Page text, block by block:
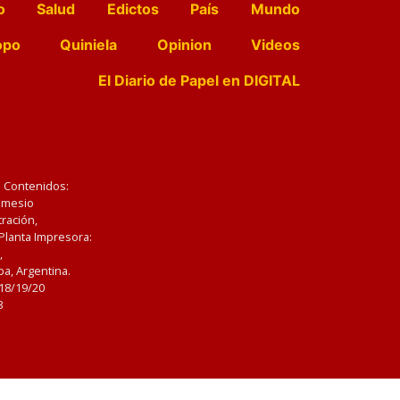
Salud Edictos País
Mundo
Quiniela Opinion
Videos
El Diario de Papel en DIGITAL
Impresora:
Argentina.
19/20